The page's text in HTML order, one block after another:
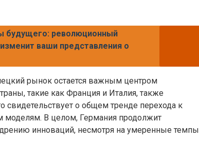
будущего: революционный
ваши представления о
рынок остается важным центром
такие как Франция и Италия, также
свидетельствует о общем тренде перехода к
моделям. В целом, Германия продолжит
инноваций, несмотря на умеренные темпы